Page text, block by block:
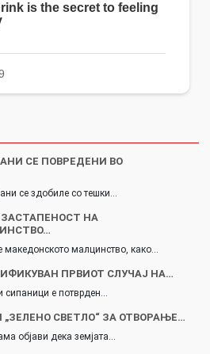
СЕ ПОВРЕДЕНИ ВО
се здобиле со тешки…
НА
македонското малцинство, како…
ПРВИОТ СЛУЧАЈ НА…
сипаници е потврден…
СВЕТЛО“ ЗА ОТВОРАЊЕ…
објави дека земјата…